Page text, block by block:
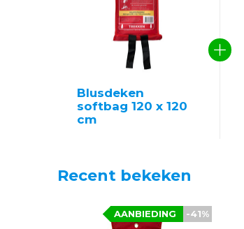
Blusdeken
softbag 120 x 120
cm
Recent bekeken
-41%
AANBIEDING